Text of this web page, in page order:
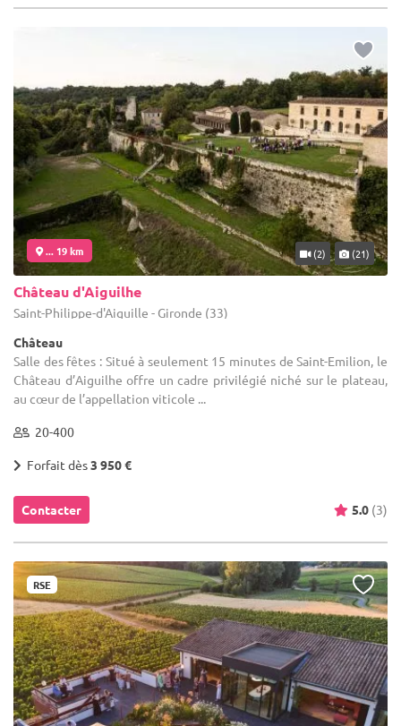
... 19 km (2) (21)
Château d'Aiguilhe
Saint-Philippe-d'Aiguille - Gironde (33)
Château
Salle des fêtes : Situé à seulement 15 minutes de Saint-Emilion, le
Château d’Aiguilhe offre un cadre privilégié niché sur le plateau,
au cœur de l’appellation viticole ...
20-400
Forfait dès3 950 €
Contacter 5.0 (3)
RSE